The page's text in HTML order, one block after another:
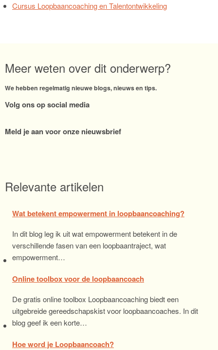
Cursus Loopbaancoaching en Talentontwikkeling
Meer weten over dit onderwerp?
We hebben regelmatig nieuwe blogs, nieuws en tips.
Volg ons op social media
Meld je aan voor onze nieuwsbrief
Relevante artikelen
Wat betekent empowerment in loopbaancoaching?
In dit blog leg ik uit wat empowerment betekent in de
verschillende fasen van een loopbaantraject, wat
empowerment…
Online toolbox voor de loopbaancoach
De gratis online toolbox Loopbaancoaching biedt een
uitgebreide gereedschapskist voor loopbaancoaches. In dit
blog geef ik een korte…
Hoe word je Loopbaancoach?